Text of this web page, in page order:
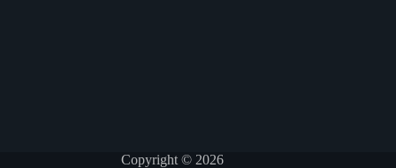
Copyright © 2026